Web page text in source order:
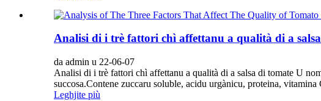
Analisi di i trè fattori chì affettanu a qualità di a
da admin u 22-06-07
Analisi di i trè fattori chì affettanu a qualità di a salsa di tomate U
succosa.Contene zuccaru soluble, acidu urgànicu, proteina, vitamina
Leghjite più